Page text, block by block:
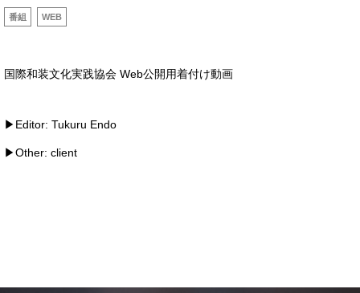
番組 WEB
国際和装文化実践協会 Web公開用着付け動画
▶︎Editor: Tukuru Endo
▶︎Other: client